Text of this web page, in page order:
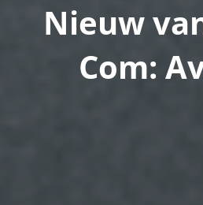
Nieuw
Com: